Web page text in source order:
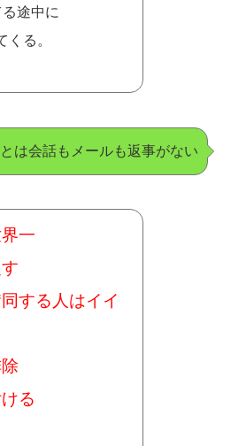
途中に
る。
は会話もメールも返事がない
一
する人はイイ
る